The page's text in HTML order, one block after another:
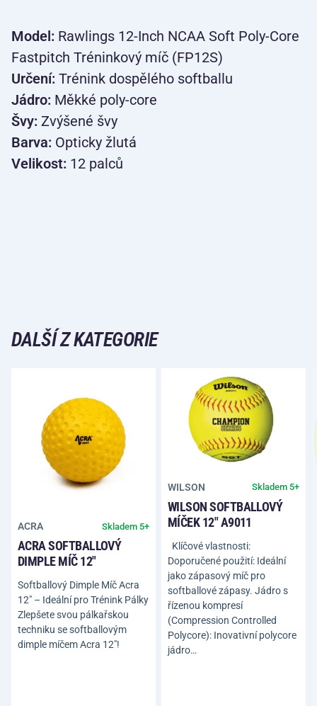
Model: Rawlings 12-Inch NCAA Soft Poly-Core
Fastpitch Tréninkový míč (FP12S)
Určení: Trénink dospělého softballu
Jádro: Měkké poly-core
Švy: Zvýšené švy
Barva: Opticky žlutá
Velikost: 12 palců
DALŠÍ Z KATEGORIE
ACRA Skladem 5+
ACRA SOFTBALLOVÝ
DIMPLE MÍČ 12"
Softballový Dimple Míč Acra
12" – Ideální pro Trénink Pálky
Zlepšete svou pálkařskou
techniku se softballovým
dimple míčem Acra 12"!
WILSON Skladem 5+
WILSON SOFTBALLOVÝ
MÍČEK 12" A9011
Klíčové vlastnosti:
Doporučené použití: Ideální
jako zápasový míč pro
softballové zápasy. Jádro s
řízenou kompresí
(Compression Controlled
Polycore): Inovativní polycore
jádro…